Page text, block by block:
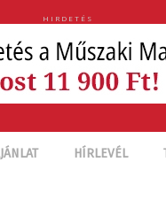
HIRDETÉS
HÍRLEVÉL